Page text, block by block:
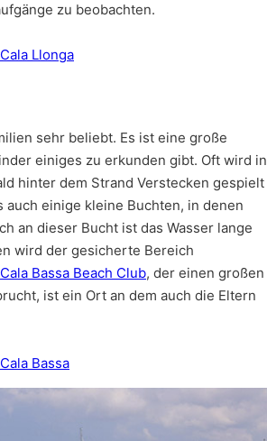
zu beobachten.
Llonga
sehr beliebt. Es ist eine große
einiges zu erkunden gibt. Oft wird in
hinter dem Strand Verstecken gespielt
auch einige kleine Buchten, in denen
an dieser Bucht ist das Wasser lange
wird der gesicherte Bereich
Cala Bassa Beach Club, der einen großen
ist ein Ort an dem auch die Eltern
Bassa